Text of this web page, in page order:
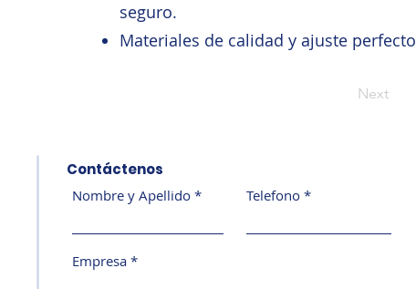
seguro.
Materiales de calidad y ajuste perfecto
Next
Contáctenos
Nombre y Apellido Telefono
Empresa